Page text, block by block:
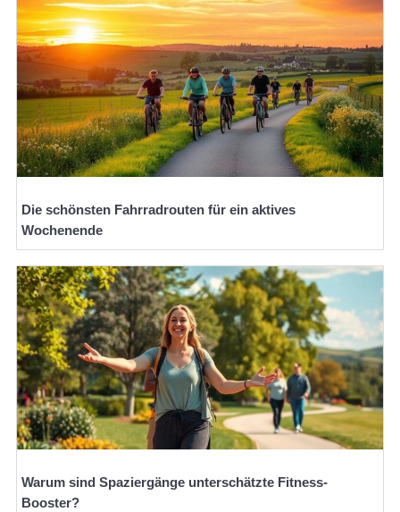
Die schönsten Fahrradrouten für ein aktives
Wochenende
Warum sind Spaziergänge unterschätzte Fitness-
Booster?